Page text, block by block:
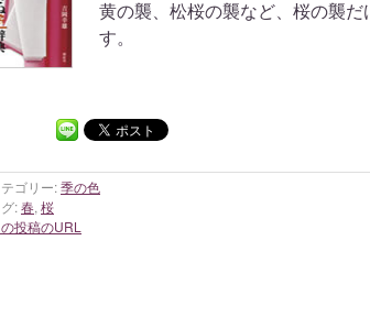
黄の襲、松桜の襲など、桜の襲
す。
ゴリー:季の色
:春, 桜
の投稿のURL